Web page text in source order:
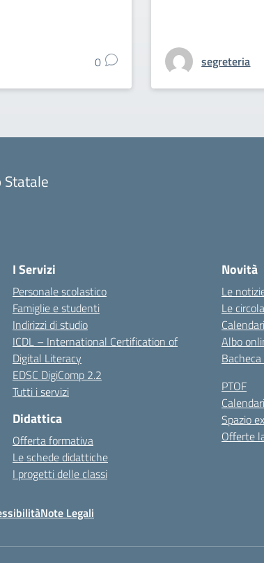
0 segreteria
Statale
I Servizi
Personale scolastico
Famiglie e studenti
Indirizzi di studio
ICDL – International Certification of
Digital Literacy
EDSC DigiComp 2.2
Tutti i servizi
Didattica
Offerta formativa
Le schede didattiche
I progetti delle classi
Novità
Le
Le
Albo
PTOF
Spazio
Offerte
Note Legali